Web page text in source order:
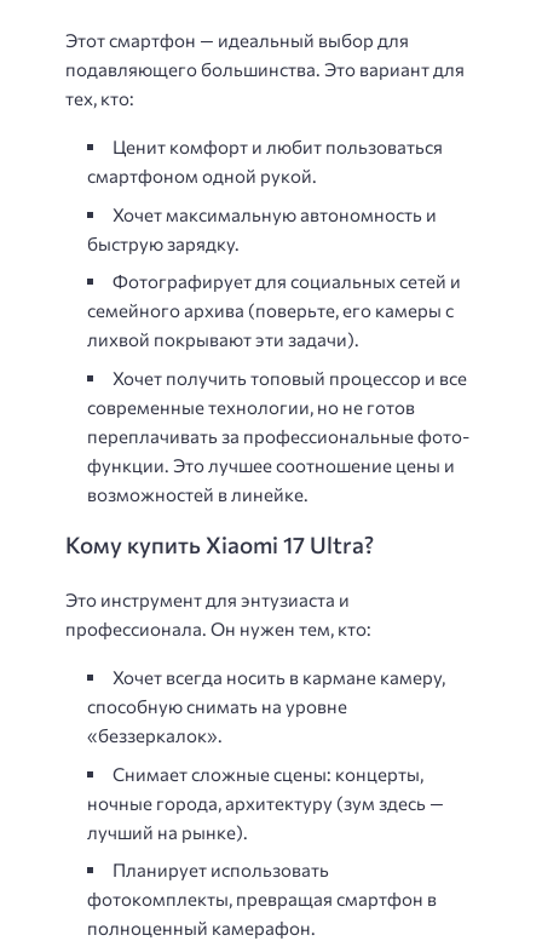
Этот смартфон — идеальный выбор для
подавляющего большинства. Это вариант для
тех, кто:
Ценит комфорт и любит пользоваться
смартфоном одной рукой.
Хочет максимальную автономность и
быструю зарядку.
Фотографирует для социальных сетей и
семейного архива (поверьте, его камеры с
лихвой покрывают эти задачи).
Хочет получить топовый процессор и все
современные технологии, но не готов
переплачивать за профессиональные фото-
функции. Это лучшее соотношение цены и
возможностей в линейке.
Кому купить Xiaomi 17 Ultra?
Это инструмент для энтузиаста и
профессионала. Он нужен тем, кто:
Хочет всегда носить в кармане камеру,
способную снимать на уровне
«беззеркалок».
Снимает сложные сцены: концерты,
ночные города, архитектуру (зум здесь —
лучший на рынке).
Планирует использовать
фотокомплекты, превращая смартфон в
полноценный камерафон.